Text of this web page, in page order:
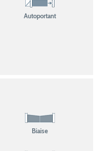
Autoportant
Biaise